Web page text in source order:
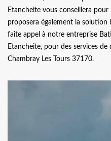
Etancheite vous conseillera
proposera également la solution
faite appel à notre entreprise
Etancheite, pour des services
Chambray Les Tours 37170.